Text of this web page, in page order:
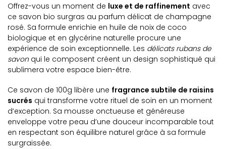
Offrez-vous un moment de luxe et de raffinement avec
ce savon bio surgras au parfum délicat de champagne
rosé. Sa formule enrichie en huile de noix de coco
biologique et en glycérine naturelle procure une
expérience de soin exceptionnelle. Les délicats rubans de
savon qui le composent créent un design sophistiqué qui
sublimera votre espace bien-être.
Ce savon de 100g libère une fragrance subtile de raisins
sucrés qui transforme votre rituel de soin en un moment
d’exception. Sa mousse onctueuse et généreuse
enveloppe votre peau d’une douceur incomparable tout
en respectant son équilibre naturel grâce à sa formule
surgraissée.